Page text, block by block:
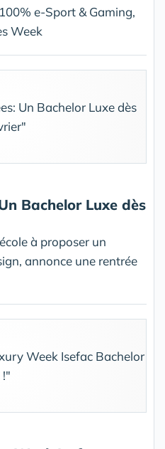
e-Sport & Gaming,
Week
Bachelor Luxe dès
à proposer un
annonce une rentrée